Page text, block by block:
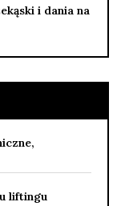
i dania na
liftingu